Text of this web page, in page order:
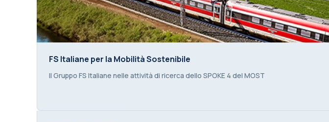
FS Italiane per la Mobilità Sostenibile
FS Italiane per la Mobilità Sostenibile
Course summary text:
Il Gruppo FS Italiane nelle attività di ricerca dello SPOKE 4 del MOST